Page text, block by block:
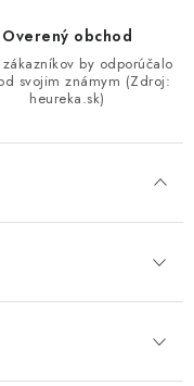
Overený obchod
by odporúčalo
svojim známym (Zdroj:
heureka.sk)